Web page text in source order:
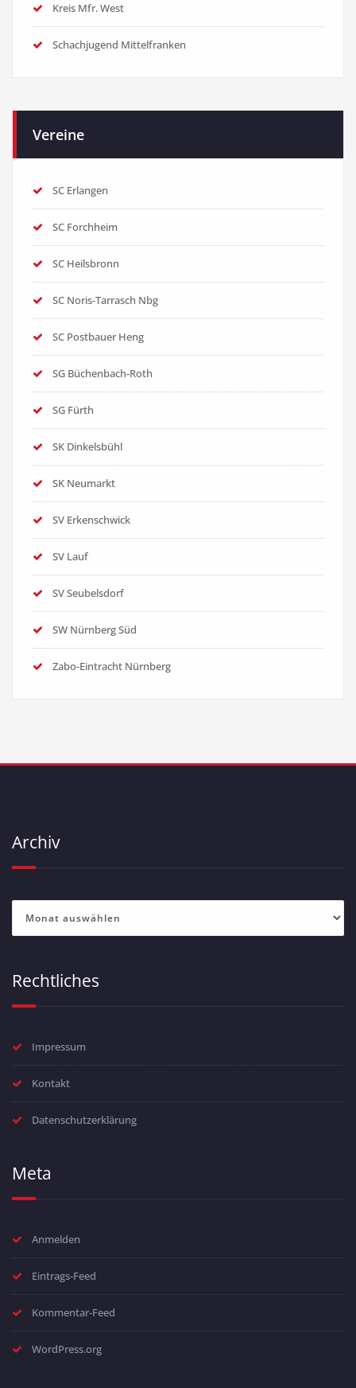
Kreis Mfr. West
Schachjugend Mittelfranken
Vereine
SC Erlangen
SC Forchheim
SC Heilsbronn
SC Noris-Tarrasch Nbg
SC Postbauer Heng
SG Büchenbach-Roth
SG Fürth
SK Dinkelsbühl
SK Neumarkt
SV Erkenschwick
SV Lauf
SV Seubelsdorf
SW Nürnberg Süd
Zabo-Eintracht Nürnberg
Archiv
Rechtliches
Impressum
Kontakt
Datenschutzerklärung
Meta
Anmelden
Eintrags-Feed
Kommentar-Feed
WordPress.org